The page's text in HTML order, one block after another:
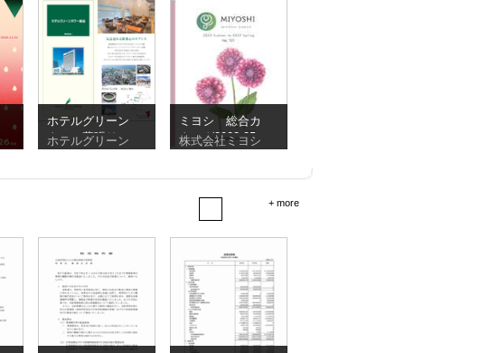
ホテルグリーン
タワー幕張リー
フレット
ホテルグリーン
ミヨシ 総合カ
タログ2023-25
株式会社ミヨシ
+ more